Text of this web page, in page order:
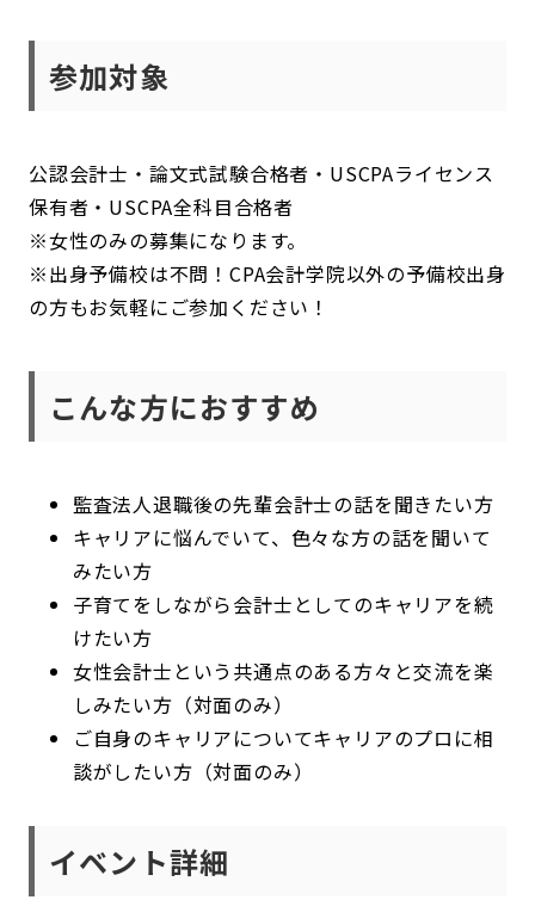
参加対象
公認会計士・論文式試験合格者・USCPAライセンス
保有者・USCPA全科目合格者
※女性のみの募集になります。
※出身予備校は不問！CPA会計学院以外の予備校出身
の方もお気軽にご参加ください！
こんな方におすすめ
監査法人退職後の先輩会計士の話を聞きたい方
キャリアに悩んでいて、色々な方の話を聞いて
みたい方
子育てをしながら会計士としてのキャリアを続
けたい方
女性会計士という共通点のある方々と交流を楽
しみたい方 （対面のみ）
ご自身のキャリアについてキャリアのプロに相
談がしたい方 （対面のみ）
イベント詳細